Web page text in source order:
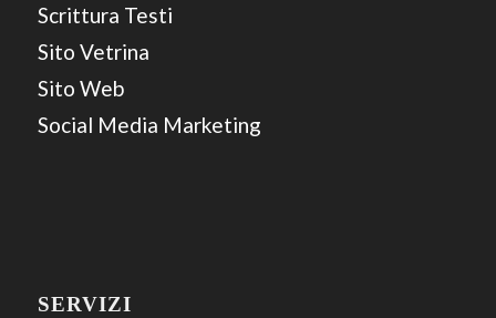
Scrittura Testi
Sito Vetrina
Sito Web
Social Media Marketing
SERVIZI